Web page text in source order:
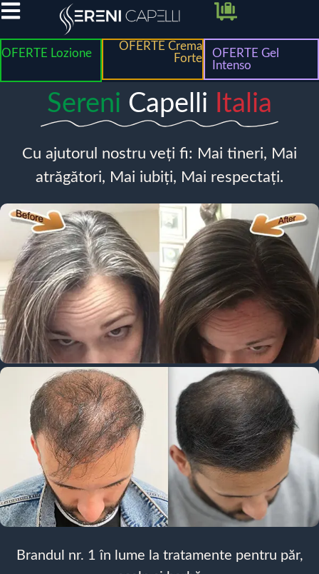
OFERTE Lozione
OFERTE Crema
Forte
OFERTE Gel
Intenso
Sereni Capelli Italia
Cu ajutorul nostru veți fi: Mai tineri, Mai
atrăgători, Mai iubiți, Mai respectați.
Brandul nr. 1 în lume la tratamente pentru păr,